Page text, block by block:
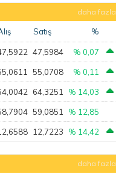
daha fazla
Satış %
47,5984 % 0,07
55,0708 % 0,11
64,3251 % 14,03
59,0851 % 12,85
12,7223 % 14,42
daha fazla